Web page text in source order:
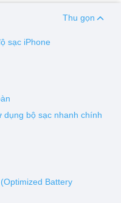
Thu gọn
sạc iPhone
dụng bộ sạc nhanh chính
Battery